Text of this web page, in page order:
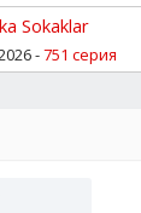
Sokaklar
-751 серия